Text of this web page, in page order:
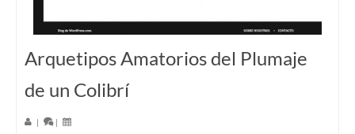
Arquetipos Amatorios del Plumaje
de un Colibrí
| |